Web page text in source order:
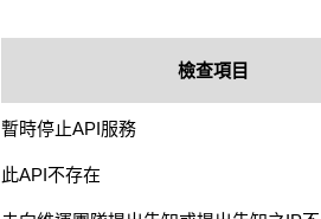
檢查項目
暫時停止API服務
此API不存在